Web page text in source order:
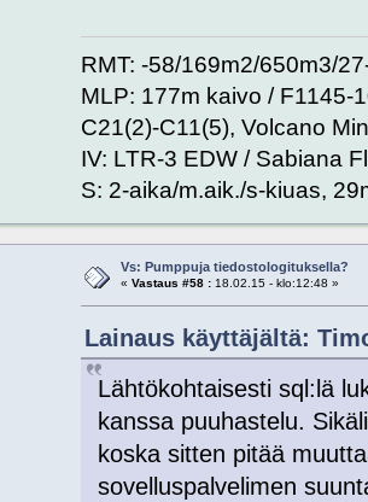
RMT: -58/169m2/650m3/
MLP: 177m kaivo / F1145-
C21(2)-C11(5), Volcano
IV: LTR-3 EDW / Sabiana
S: 2-aika/m.aik./s-kiuas,
Vs: Pumppuja tiedostologituksella?
« Vastaus #58 :18.02.15 - klo:12:48 »
Lainaus käyttäjältä:
Lähtökohtaisesti sql:lä
kanssa puuhastelu.
koska sitten pitää
sovelluspalvelimen